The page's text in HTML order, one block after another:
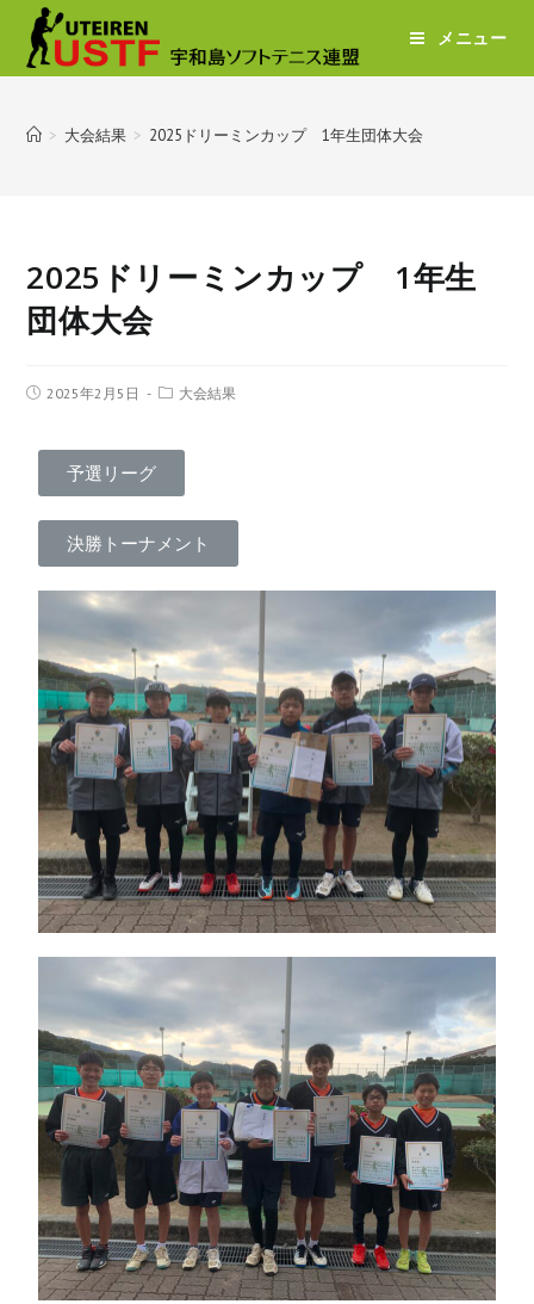
メニュー
> 大会結果 > 2025ドリーミンカップ 1年生団体大会
2025ドリーミンカップ 1年生
団体大会
2025年2月5日 大会結果
予選リーグ
決勝トーナメント